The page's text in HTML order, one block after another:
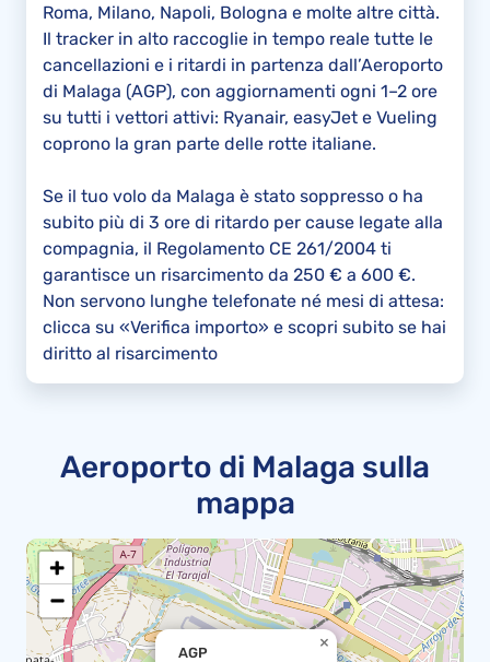
Roma, Milano, Napoli, Bologna e molte altre città.
Il tracker in alto raccoglie in tempo reale tutte le
cancellazioni e i ritardi in partenza dall’Aeroporto
di Malaga (AGP), con aggiornamenti ogni 1–2 ore
su tutti i vettori attivi: Ryanair, easyJet e Vueling
coprono la gran parte delle rotte italiane.
Se il tuo volo da Malaga è stato soppresso o ha
subito più di 3 ore di ritardo per cause legate alla
compagnia, il Regolamento CE 261/2004 ti
garantisce un risarcimento da 250 € a 600 €.
Non servono lunghe telefonate né mesi di attesa:
clicca su «Verifica importo» e scopri subito se hai
diritto al risarcimento
Aeroporto di Malaga sulla
mappa
AGP
×
+
−